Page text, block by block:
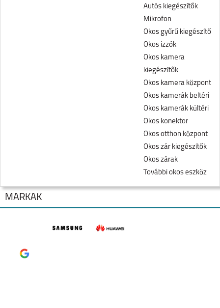
Autós kiegészítők
Mikrofon
Okos gyűrű kiegészítő
Okos izzók
Okos kamera
kiegészítők
Okos kamera központ
Okos kamerák beltéri
Okos kamerák kültéri
Okos konektor
Okos otthon központ
Okos zár kiegészítők
Okos zárak
További okos eszköz
MÁRKÁK